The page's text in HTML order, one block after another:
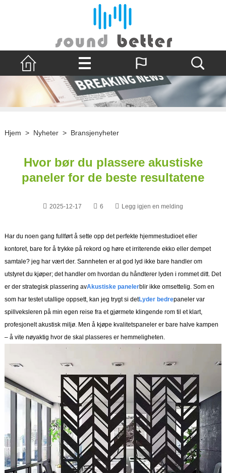
Hjem > Nyheter > Bransjenyheter
Hvor bør du plassere akustiske
paneler for de beste resultatene
2025-12-17 6 Legg igjen en melding
Har du noen gang fullført å sette opp det perfekte hjemmestudioet eller
kontoret, bare for å trykke på rekord og høre et irriterende ekko eller dempet
samtale? jeg har vært der. Sannheten er at god lyd ikke bare handler om
utstyret du kjøper; det handler om hvordan du håndterer lyden i rommet ditt. Det
er der strategisk plassering avAkustiske panelerblir ikke omsettelig. Som en
som har testet utallige oppsett, kan jeg trygt si detLyder bedrepaneler var
spillveksleren på min egen reise fra et gjørmete klingende rom til et klart,
profesjonelt akustisk miljø. Men å kjøpe kvalitetspaneler er bare halve kampen
– å vite nøyaktig hvor de skal plasseres er hemmeligheten.